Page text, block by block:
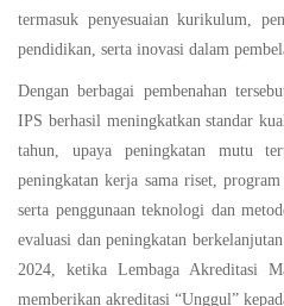
termasuk penyesuaian kurikulum,
pendidikan, serta inovasi dalam
Dengan berbagai pembenahan
IPS berhasil meningkatkan standar
tahun, upaya peningkatan mutu
peningkatan kerja sama riset, program
serta penggunaan teknologi dan
evaluasi dan peningkatan
2024, ketika Lembaga Akreditasi
memberikan akreditasi “Unggul”